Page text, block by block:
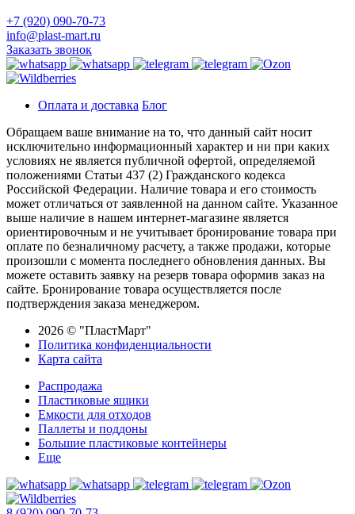
+7 (920) 090-70-73
info@plast-mart.ru
Заказать звонок
Оплата и доставка Блог
Обращаем ваше внимание на то, что данный сайт носит
исключительно информационный характер и ни при каких
условиях не является публичной офертой, определяемой
положениями Статьи 437 (2) Гражданского кодекса
Российской Федерации. Наличие товара и его стоимость
может отличаться от заявленной на данном сайте. Указанное
выше наличие в нашем интернет-магазине является
ориентировочным и не учитывает бронирование товара при
оплате по безналичному расчету, а также продажи, которые
произошли с момента последнего обновления данных. Вы
можете оставить заявку на резерв товара оформив заказ на
сайте. Бронирование товара осуществляется после
подтверждения заказа менеджером.
2026 © "ПластМарт"
Политика конфиденциальности
Карта сайта
Распродажа
Пластиковые ящики
Емкости для отходов
Паллеты и поддоны
Большие пластиковые контейнеры
Еще